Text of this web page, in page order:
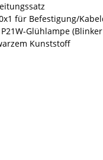
für Befestigung/
Glühlampe
Kunststoff